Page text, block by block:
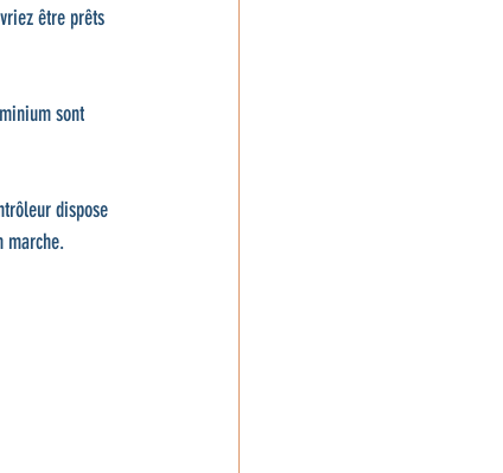
être prêts
sont
dispose
marche.